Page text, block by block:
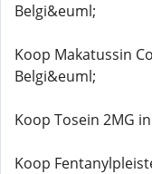
Belgi&euml;
Koop Makatussin
Belgi&euml;
Koop Tosein 2MG
Koop